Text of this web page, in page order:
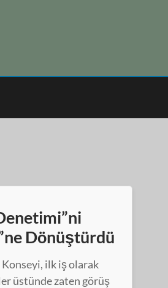
Dönüştürdü
Konseyi, ilk iş olarak
üstünde zaten görüş